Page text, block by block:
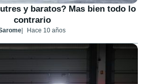
y baratos? Mas bien todo lo
contrario
Hace 10 años